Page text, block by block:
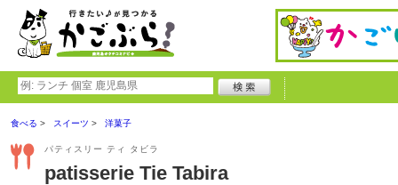
食べる スイーツ 洋菓子
パティスリー ティ タビラ
patisserie Tie Tabira